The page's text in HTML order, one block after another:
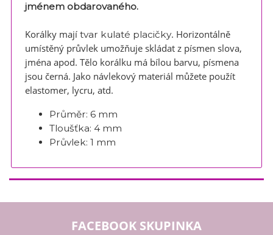
jménem obdarovaného.
Korálky mají tvar kulaté placičky. Horizontálně
umístěný průvlek umožňuje skládat z písmen slova,
jména apod. Tělo korálku má bílou barvu, písmena
jsou černá. Jako návlekový materiál můžete použít
elastomer, lycru, atd.
Průměr: 6 mm
Tloušťka: 4 mm
Průvlek: 1 mm
FACEBOOK SKUPINKA